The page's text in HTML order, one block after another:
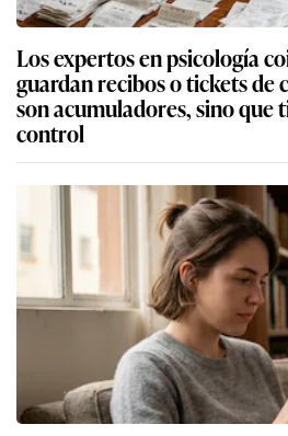
Los expertos en psicología
guardan recibos o tickets de
son acumuladores, sino que
control